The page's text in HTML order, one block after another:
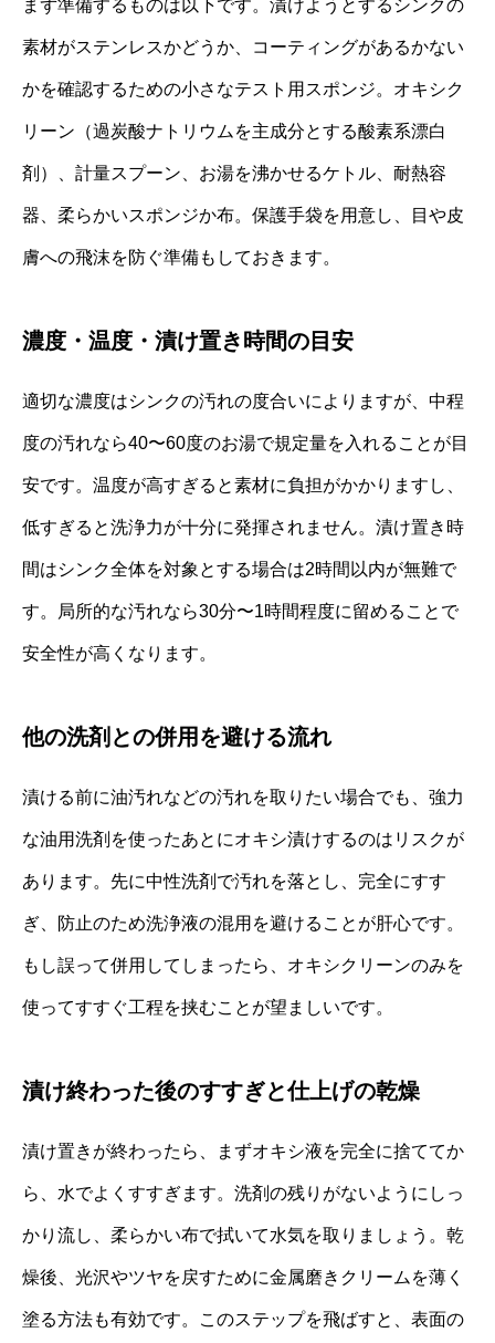
まず準備するものは以下です。漬けようとするシンクの
素材がステンレスかどうか、コーティングがあるかない
かを確認するための小さなテスト用スポンジ。オキシク
リーン（過炭酸ナトリウムを主成分とする酸素系漂白
剤）、計量スプーン、お湯を沸かせるケトル、耐熱容
器、柔らかいスポンジか布。保護手袋を用意し、目や皮
膚への飛沫を防ぐ準備もしておきます。
濃度・温度・漬け置き時間の目安
適切な濃度はシンクの汚れの度合いによりますが、中程
度の汚れなら40〜60度のお湯で規定量を入れることが目
安です。温度が高すぎると素材に負担がかかりますし、
低すぎると洗浄力が十分に発揮されません。漬け置き時
間はシンク全体を対象とする場合は2時間以内が無難で
す。局所的な汚れなら30分〜1時間程度に留めることで
安全性が高くなります。
他の洗剤との併用を避ける流れ
漬ける前に油汚れなどの汚れを取りたい場合でも、強力
な油用洗剤を使ったあとにオキシ漬けするのはリスクが
あります。先に中性洗剤で汚れを落とし、完全にすす
ぎ、防止のため洗浄液の混用を避けることが肝心です。
もし誤って併用してしまったら、オキシクリーンのみを
使ってすすぐ工程を挟むことが望ましいです。
漬け終わった後のすすぎと仕上げの乾燥
漬け置きが終わったら、まずオキシ液を完全に捨ててか
ら、水でよくすすぎます。洗剤の残りがないようにしっ
かり流し、柔らかい布で拭いて水気を取りましょう。乾
燥後、光沢やツヤを戻すために金属磨きクリームを薄く
塗る方法も有効です。このステップを飛ばすと、表面の